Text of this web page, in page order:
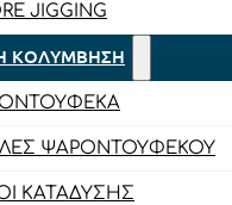
JIGGING
ΚΟΛΎΜΒΗΣΗ
ΨΑΡΟΝΤΟΎΦΕΚΟΥ
ΚΑΤΆΔΥΣΗΣ